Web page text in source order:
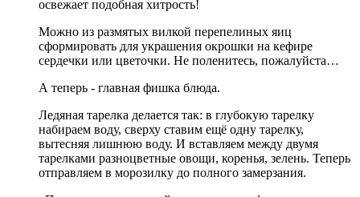
освежает подобная хитрость!
Можно из размятых вилкой перепелиных яиц
сформировать для украшения окрошки на кефире
сердечки или цветочки. Не поленитесь, пожалуйста…
А теперь - главная фишка блюда.
Ледяная тарелка делается так: в глубокую тарелку
набираем воду, сверху ставим ещё одну тарелку,
вытесняя лишнюю воду. И вставляем между двумя
тарелками разноцветные овощи, коренья, зелень. Теперь
отправляем в морозилку до полного замерзания.